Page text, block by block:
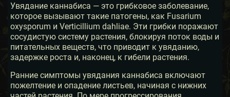
Увядание каннабиса — это грибковое заболевание,
которое вызывают такие патогены, как Fusarium
oxysporum и Verticillium dahliae. Эти грибки поражают
сосудистую систему растения, блокируя поток воды и
питательных веществ, что приводит к увяданию,
задержке роста и, наконец, к гибели растения.
Ранние симптомы увядания каннабиса включают
пожелтение и опадение листьев, начиная с нижних